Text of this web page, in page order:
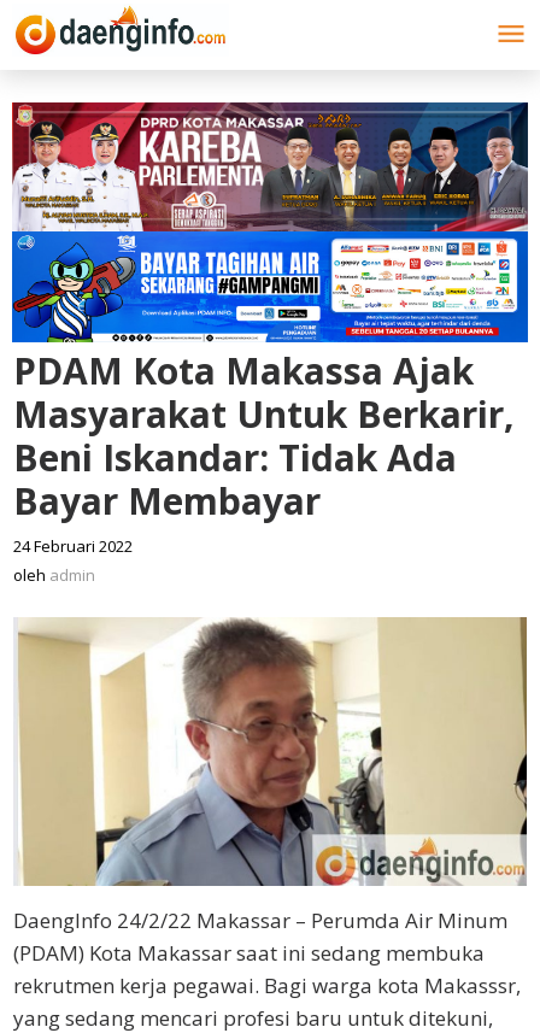
Lewati
ke
PDAM Kota Makassa Ajak
Masyarakat Untuk Berkarir,
Beni Iskandar: Tidak Ada
Bayar Membayar
24 Februari 2022
oleh admin
DaengInfo 24/2/22 Makassar – Perumda Air Minum
(PDAM) Kota Makassar saat ini sedang membuka
rekrutmen kerja pegawai. Bagi warga kota Makasssr,
yang sedang mencari profesi baru untuk ditekuni,